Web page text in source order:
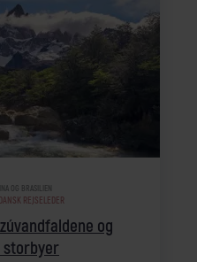
og
storbyer
OG BRASILIEN
REJSELEDER